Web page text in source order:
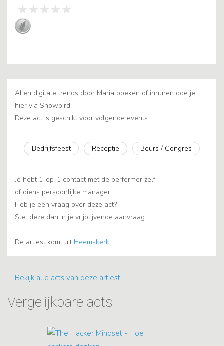
AI en digitale trends door Maria boeken of inhuren doe je
hier via Showbird.
Deze act is geschikt voor volgende events:
Bedrijfsfeest Receptie Beurs / Congres
Je hebt 1-op-1 contact met de performer zelf
of diens persoonlijke manager.
Heb je een vraag over deze act?
Stel deze dan in je vrijblijvende aanvraag.
De artiest komt uit Heemskerk
Bekijk alle acts van deze artiest
Vergelijkbare acts